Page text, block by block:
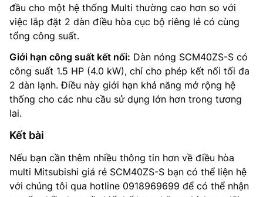
đầu cho một hệ thống Multi thường cao hơn so với
việc lắp đặt 2 dàn điều hòa cục bộ riêng lẻ có cùng
tổng công suất.
Giới hạn công suất kết nối: Dàn nóng SCM40ZS-S có
công suất 1.5 HP (4.0 kW), chỉ cho phép kết nối tối đa
2 dàn lạnh. Điều này giới hạn khả năng mở rộng hệ
thống cho các nhu cầu sử dụng lớn hơn trong tương
lai.
Kết bài
Nếu bạn cần thêm nhiều thông tin hơn về điều hòa
multi Mitsubishi giá rẻ SCM40ZS-S bạn có thể liện hệ
với chúng tôi qua hotline 0918969699 để có thể nhận